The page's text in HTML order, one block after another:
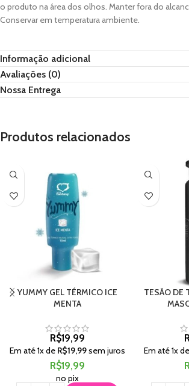
o produto na área dos olhos. Manter fora do
Conservar em temperatura ambiente.
Informação adicional
Avaliações (0)
Nossa Entrega
Produtos relacionados
YUMMY GEL TÉRMICO ICE
MENTA
R$19,99
Em até1x de R$19,99sem juros
R$19,99
no pix
TESÃO DE
Em até1x de